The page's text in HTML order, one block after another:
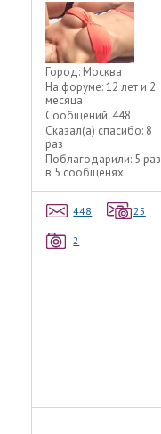
Город: Москва
На форуме:12 лет и 2
месяца
Сообщений: 448
Сказал(а) спасибо: 8
раз
Поблагодарили: 5 раз
в 5 сообщенях
448 25
2